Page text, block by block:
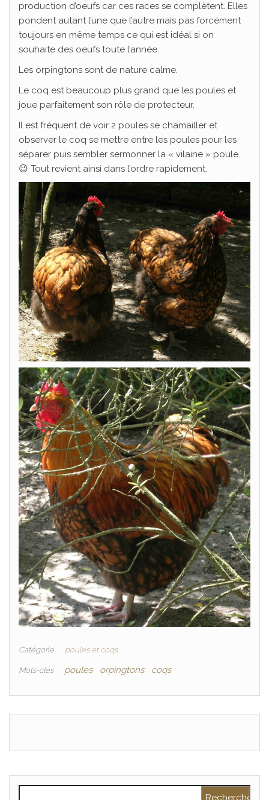
production d’oeufs car ces races se complètent. Elles
pondent autant l’une que l’autre mais pas forcément
toujours en même temps ce qui est idéal si on
souhaite des oeufs toute l’année.
Les orpingtons sont de nature calme.
Le coq est beaucoup plus grand que les poules et
joue parfaitement son rôle de protecteur.
Il est fréquent de voir 2 poules se chamailler et
observer le coq se mettre entre les poules pour les
séparer puis sembler sermonner la « vilaine » poule.
😉 Tout revient ainsi dans l’ordre rapidement.
Catégorie poules et coqs
Mots-clés poules orpingtons coqs